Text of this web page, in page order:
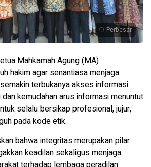
Perbesar
Mahkamah Agung (MA)
hakim agar senantiasa menjaga
terbukanya akses informasi
kemudahan arus informasi menuntut
selalu bersikap profesional, jujur,
pada kode etik.
bahwa integritas merupakan pilar
keadilan sekaligus menjaga